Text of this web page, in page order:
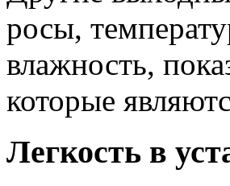
росы,
влажность,
которые
Легкость в